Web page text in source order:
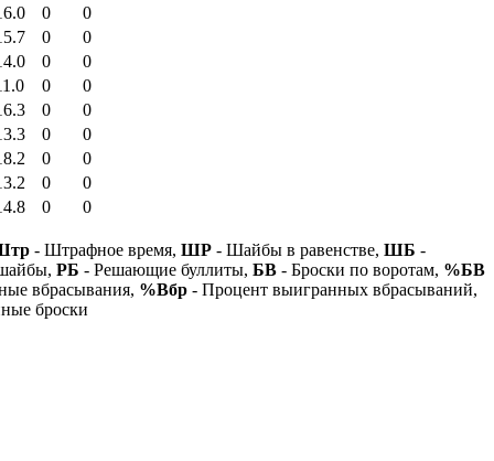
0
0
0
0
0
0
0
0
0
0
0
0
0
0
0
0
0 0
- Штрафное время, ШР - Шайбы в равенстве, ШБ -
РБ - Решающие буллиты, БВ - Броски по воротам, %БВ
вбрасывания, %Вбр - Процент выигранных вбрасываний,
броски